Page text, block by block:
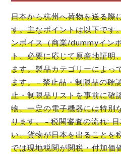
日本から杭州へ荷物を送る際
す。主なポイントは以下です
ンボイス（商業/dummyイン
ト、必要に応じて原産地証明
ます。製品カテゴリーによっ
ます。 – 禁止品・制限品の確
止・制限品リストを事前に確
物、一定の電子機器には特別
ります。 – 税関審査の流れ:
い、貨物が日本を出ることを
では現地税関が関税・付加価